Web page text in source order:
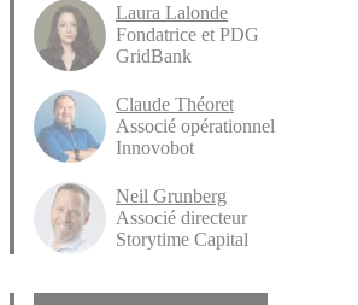
Laura Lalonde
Fondatrice et PDG
GridBank
Claude Théoret
Associé opérationnel
Innovobot
Neil Grunberg
Associé directeur
Storytime Capital